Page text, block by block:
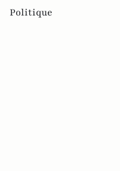
Politique